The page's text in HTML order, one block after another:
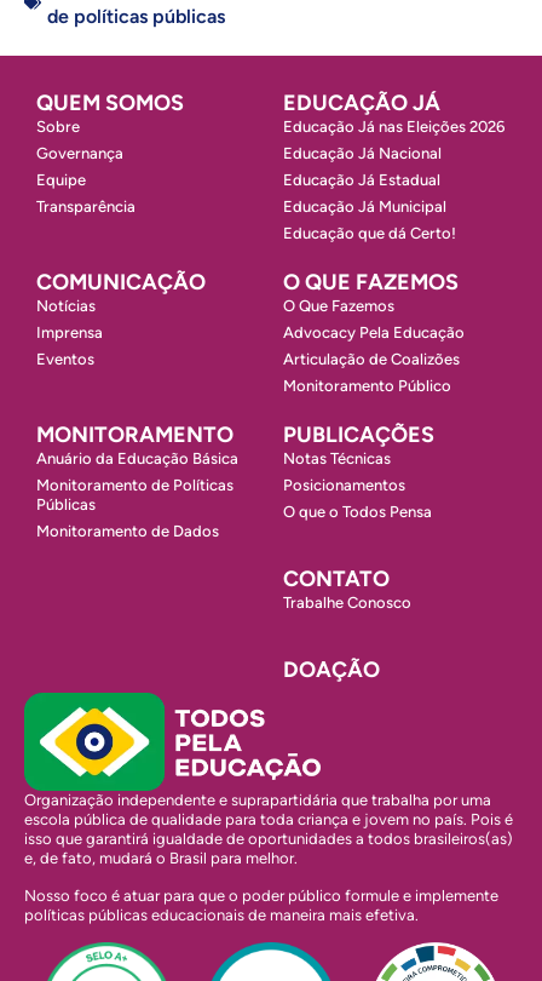
de políticas públicas
QUEM SOMOS
Sobre
Governança
Equipe
Transparência
EDUCAÇÃO JÁ
Educação Já nas Eleições 2026
Educação Já Nacional
Educação Já Estadual
Educação Já Municipal
Educação que dá Certo!
COMUNICAÇÃO
Notícias
Imprensa
Eventos
O QUE FAZEMOS
O Que Fazemos
Advocacy Pela Educação
Articulação de Coalizões
Monitoramento Público
MONITORAMENTO
Anuário da Educação Básica
Monitoramento de Políticas
Públicas
Monitoramento de Dados
PUBLICAÇÕES
Notas Técnicas
Posicionamentos
O que o Todos Pensa
CONTATO
Trabalhe Conosco
DOAÇÃO
Organização independente e suprapartidária que trabalha por uma
escola pública de qualidade para toda criança e jovem no país. Pois é
isso que garantirá igualdade de oportunidades a todos brasileiros(as)
e, de fato, mudará o Brasil para melhor.
Nosso foco é atuar para que o poder público formule e implemente
políticas públicas educacionais de maneira mais efetiva.